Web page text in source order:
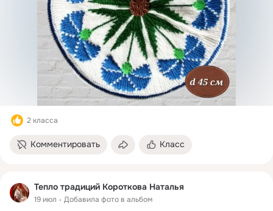
2 класса
Комментировать Класс
Тепло традиций Короткова Наталья
19 июл Добавила фото в альбом